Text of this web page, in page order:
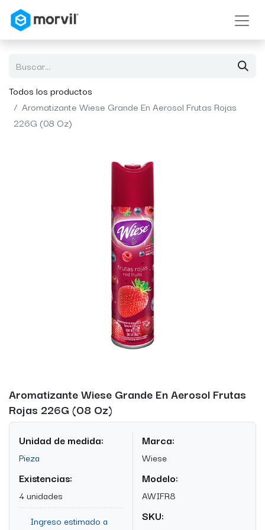
Todos los productos
Aromatizante Wiese Grande En Aerosol Frutas Rojas
226G (08 Oz)
Aromatizante Wiese Grande En Aerosol Frutas
Rojas 226G (08 Oz)
Unidad de medida:
Pieza
Existencias:
4 unidades
Ingreso estimado a
Marca:
Wiese
Modelo:
AWIFR8
SKU: